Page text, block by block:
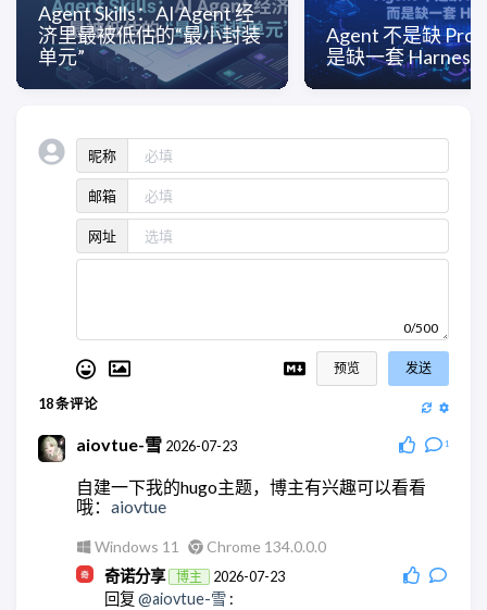
Agent Skills：AI Agent 经
济里最被低估的“最小封装
单元”
Agent 不是缺
是缺一套 Harness
昵称
邮箱
网址
0/500
预览 发送
18条评论
aiovtue-雪 2026-07-23 1
自建一下我的hugo主题，博主有兴趣可以看看
哦： aiovtue
Windows 11
Chrome 134.0.0.0
奇诺分享
博主 2026-07-23
回复 @aiovtue-雪 :